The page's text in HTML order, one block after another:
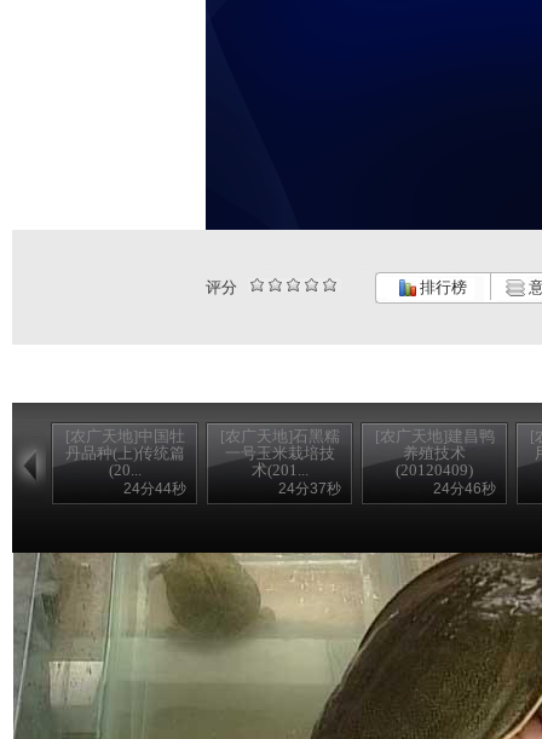
评分 排行榜
[农广天地]中国牡
丹品种(上)传统篇
(20...
24分44秒
[农广天地]石黑糯
一号玉米栽培技
术(201...
24分37秒
[农广天地]建昌鸭
养殖技术
(20120409)
24分46秒
[